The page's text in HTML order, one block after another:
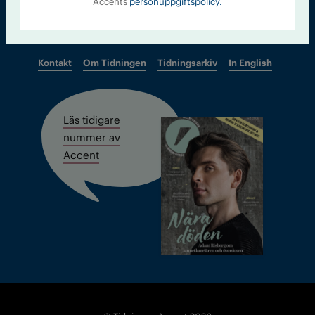
Kontakt Om Tidningen Tidningsarkiv In English
Läs tidigare
nummer av
Accent